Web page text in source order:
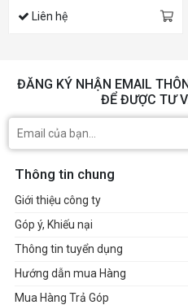
Liên hệ
ĐĂNG KÝ NHẬN EMAIL
ĐỂ ĐƯỢC TƯ
Thông tin chung
Giới thiệu công ty
Góp ý, Khiếu nại
Thông tin tuyển dụng
Hướng dẫn mua Hàng
Mua Hàng Trả Góp